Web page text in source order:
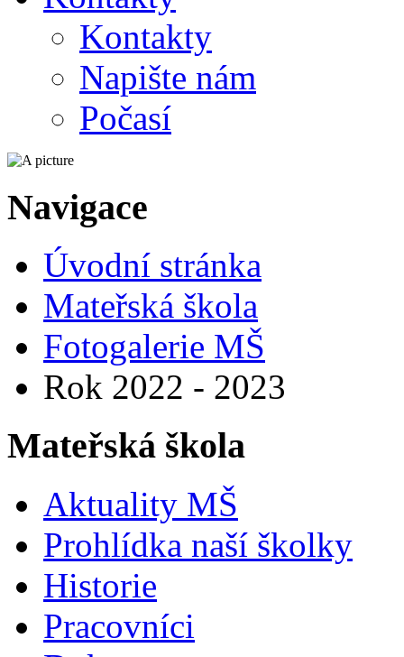
Kontakty
Napište nám
Počasí
Navigace
Úvodní stránka
Mateřská škola
Fotogalerie MŠ
Rok 2022 - 2023
Mateřská škola
Aktuality MŠ
Prohlídka naší školky
Historie
Pracovníci